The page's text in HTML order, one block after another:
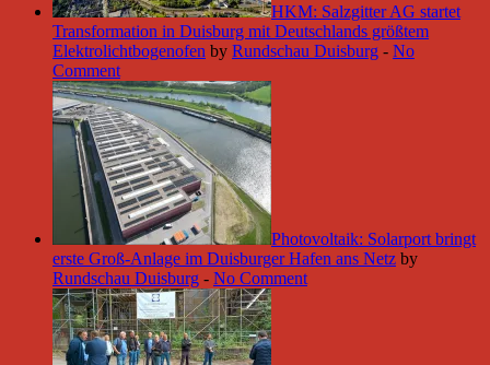
HKM: Salzgitter AG startet
Transformation in Duisburg mit Deutschlands größtem
Elektrolichtbogenofen by Rundschau Duisburg - No
Comment
Photovoltaik: Solarport bringt
erste Groß-Anlage im Duisburger Hafen ans Netz by
Rundschau Duisburg - No Comment